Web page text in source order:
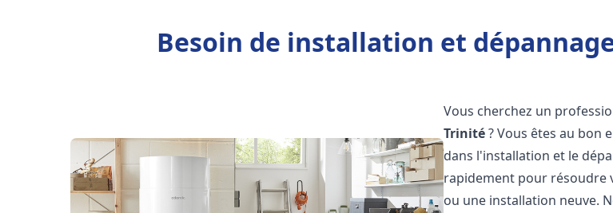
Besoin de installation et
Vous cherchez un
Trinité? Vous êtes au bon
dans l'installation et le
rapidement pour résoudre
ou une installation neuve.